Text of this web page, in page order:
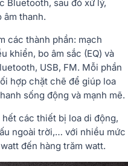
Bluetooth, sau đó xử lý,
âm thanh.
các thành phần: mạch
khiển, bo âm sắc (EQ) và
USB, FM. Mỗi phần
hợp chặt chẽ để giúp loa
sống động và mạnh mẽ.
hết các thiết bị loa di động,
ngoài trời,… với nhiều mức
đến hàng trăm watt.